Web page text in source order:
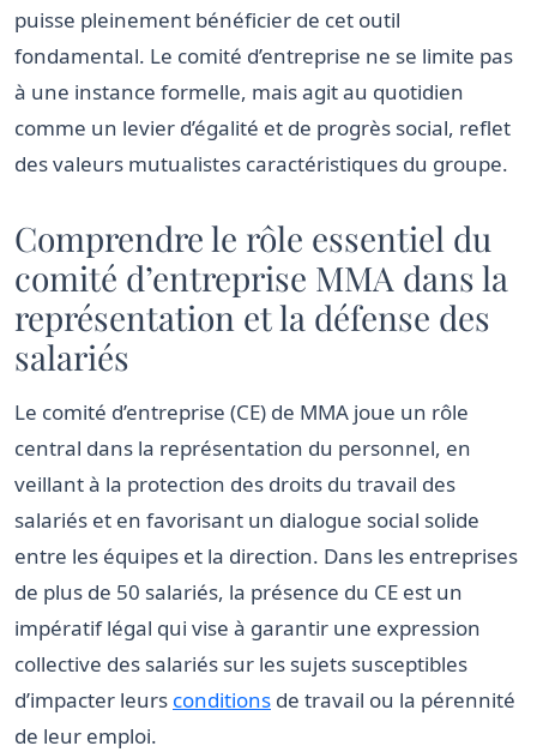
puisse pleinement bénéficier de cet outil
fondamental. Le comité d’entreprise ne se limite pas
à une instance formelle, mais agit au quotidien
comme un levier d’égalité et de progrès social, reflet
des valeurs mutualistes caractéristiques du groupe.
Comprendre le rôle essentiel du
comité d’entreprise MMA dans la
représentation et la défense des
salariés
Le comité d’entreprise (CE) de MMA joue un rôle
central dans la représentation du personnel, en
veillant à la protection des droits du travail des
salariés et en favorisant un dialogue social solide
entre les équipes et la direction. Dans les entreprises
de plus de 50 salariés, la présence du CE est un
impératif légal qui vise à garantir une expression
collective des salariés sur les sujets susceptibles
d’impacter leurs conditions de travail ou la pérennité
de leur emploi.